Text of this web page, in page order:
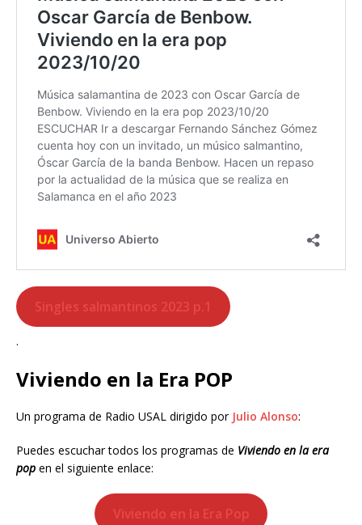
Singles salmantinos 2023 p.1
.
Viviendo en la Era POP
Un programa de Radio USAL dirigido por Julio Alonso:
Puedes escuchar todos los programas de Viviendo en la era
pop en el siguiente enlace:
Viviendo en la Era Pop